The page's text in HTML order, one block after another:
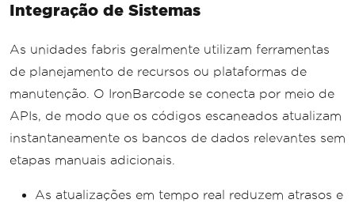
Integração de Sistemas
As unidades fabris geralmente utilizam ferramentas
de planejamento de recursos ou plataformas de
manutenção. O IronBarcode se conecta por meio de
APIs, de modo que os códigos escaneados atualizam
instantaneamente os bancos de dados relevantes sem
etapas manuais adicionais.
As atualizações em tempo real reduzem atrasos e